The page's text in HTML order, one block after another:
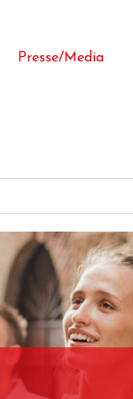
Presse/Media